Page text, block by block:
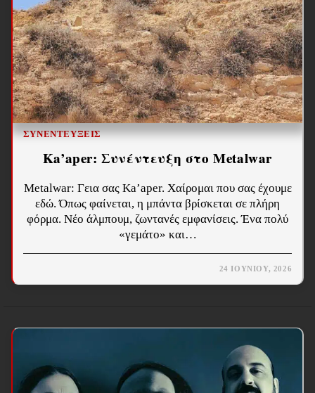
ΣΥΝΕΝΤΕΎΞΕΙΣ
Ka’aper: Συνέντευξη στο Metalwar
Metalwar: Γεια σας Ka’aper. Χαίρομαι που σας έχουμε
εδώ. Όπως φαίνεται, η μπάντα βρίσκεται σε πλήρη
φόρμα. Νέο άλμπουμ, ζωντανές εμφανίσεις. Ένα πολύ
«γεμάτο» και…
24 ΙΟΥΝΊΟΥ, 2026